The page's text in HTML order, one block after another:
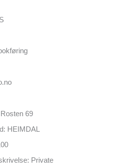
69
HEIMDAL
Private